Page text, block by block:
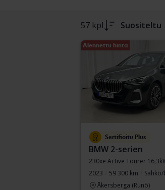
57 kpl Suositeltu
Alennettu hinta
Sertifioitu Plus
BMW 2-serien
230xe Active Tourer
2023
59 300 km
Åkersberga (Runö)